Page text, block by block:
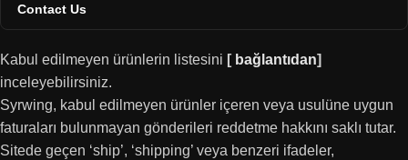
Contact Us
Kabul edilmeyen ürünlerin listesini [ bağlantıdan]
inceleyebilirsiniz.
Syrwing, kabul edilmeyen ürünler içeren veya usulüne uygun
faturaları bulunmayan gönderileri reddetme hakkını saklı tutar.
Sitede geçen ‘ship’, ‘shipping’ veya benzeri ifadeler,